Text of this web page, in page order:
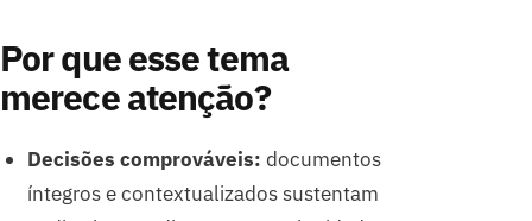
Por que esse tema
merece atenção?
Decisões comprováveis: documentos
íntegros e contextualizados sustentam